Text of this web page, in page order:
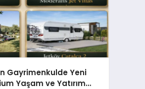
Gayrimenkulde Yeni
Yaşam ve Yatırım